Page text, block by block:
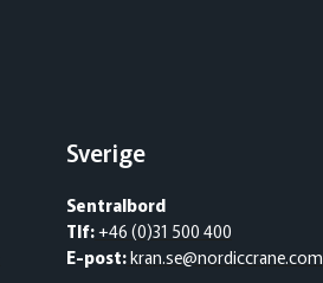
Sverige
Sentralbord
Tlf:+46 (0)31 500 400
E-post:kran.se@nordiccrane.com